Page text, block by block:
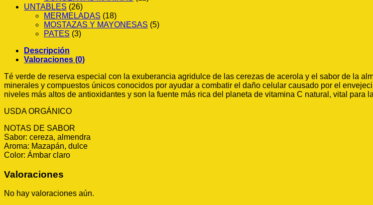
UNTABLES (26)
MERMELADAS (18)
MOSTAZAS Y MAYONESAS (5)
PATES (3)
Descripción
Valoraciones (0)
Té verde de reserva especial con la exuberancia agridulce de las cerezas de acerola y el sabor de la
minerales y compuestos únicos conocidos por ayudar a combatir el daño celular causado por el
niveles más altos de antioxidantes y son la fuente más rica del planeta de vitamina C natural, vital
USDA ORGÁNICO
NOTAS DE SABOR
Sabor: cereza, almendra
Aroma: Mazapán, dulce
Color: Ámbar claro
Valoraciones
No hay valoraciones aún.